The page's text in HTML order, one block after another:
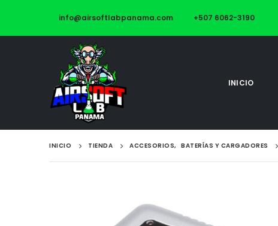
info@airsoftlabpanama.com +507 6062-3190
INICIO
INICIO TIENDA ACCESORIOS, BATERÍAS Y CARGADORES